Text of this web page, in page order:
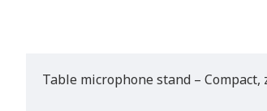
Table microphone stand – Compact,